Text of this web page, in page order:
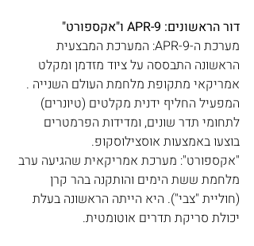
דור הראשונים: APR-9 ו"אקספורט"
מערכת ה-APR-9: המערכת המבצעית
הראשונה התבססה על ציוד מזדמן ומקלט
אמריקאי מתקופת מלחמת העולם השנייה .
המפעיל החליף ידנית מקלטים (טיונרים)
לתחומי תדר שונים, ומדידות הפרמטרים
בוצעו באמצעות אוסצילוסקופ.
"אקספורט": מערכת אמריקאית שהגיעה ערב
מלחמת ששת הימים והותקנה בהר קרן
(חוליית "צבי"). היא הייתה הראשונה בעלת
יכולת סריקת תדרים אוטומטית.